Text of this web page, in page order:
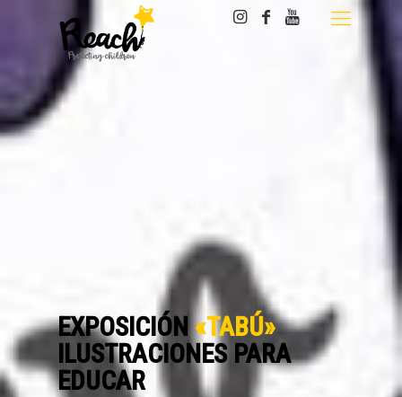
EXPOSICIÓN «TABÚ»
ILUSTRACIONES PARA
EDUCAR